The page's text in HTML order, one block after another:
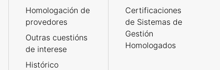
Homologación de
provedores
Outras cuestións
de interese
Histórico
Certificaciones
de Sistemas de
Gestión
Homologados